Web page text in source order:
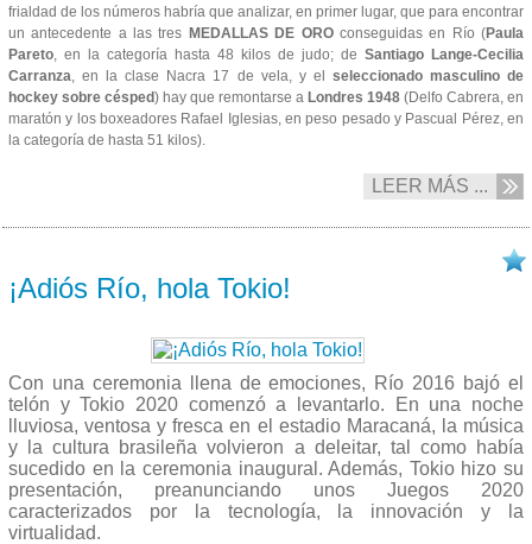
frialdad de los números habría que analizar, en primer lugar, que para encontrar
un antecedente a las tres MEDALLAS DE OROconseguidas en Río (Paula
Pareto , en la categoría hasta 48 kilos de judo; de Santiago Lange-Cecilia
Carranza , en la clase Nacra 17 de vela , y el seleccionado masculino de
hockey sobre césped) hay que remontarse a Londres 1948 (Delfo Cabrera, en
maratón y los boxeadores Rafael Iglesias, en peso pesado y Pascual Pérez, en
la categoría de hasta 51 kilos).
LEER MÁS ...
¡Adiós Río, hola Tokio!
Con una ceremonia llena de emociones, Río 2016 bajó el
telón y Tokio 2020 comenzó a levantarlo. En una noche
lluviosa, ventosa y fresca en el estadio Maracaná, la música
y la cultura brasileña volvieron a deleitar, tal como había
sucedido en la ceremonia inaugural. Además, Tokio hizo su
presentación, preanunciando unos Juegos 2020
caracterizados por la tecnología, la innovación y la
virtualidad.